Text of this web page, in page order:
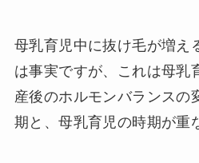
母乳育児中に抜け毛が増え
は事実ですが、これは母乳
産後のホルモンバランスの
期と、母乳育児の時期が重